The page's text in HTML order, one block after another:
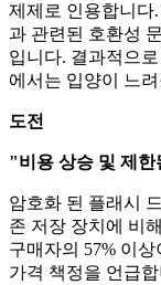
제제로 인용합니다
과 관련된 호환성
입니다. 결과적으
에서는 입양이 느
도전
"비용 상승 및 제한
암호화 된 플래시
존 저장 장치에 비
구매자의 57% 이
가격 책정을 언급